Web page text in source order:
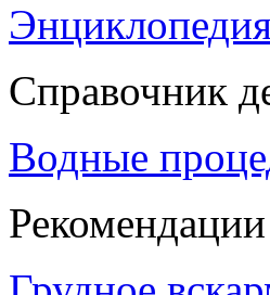
Справочник
Водные